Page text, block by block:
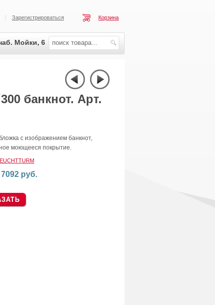
Корзина
Зарегистрироваться
Мойки, 6
банкнот. Арт.
с изображением банкнот,
моющееся покрытие.
руб.